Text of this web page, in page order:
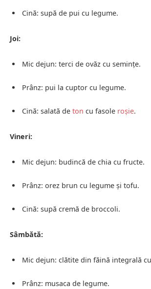
Cină: supă de pui cu legume.
Joi:
Mic dejun: terci de ovăz cu semințe.
Prânz: pui la cuptor cu legume.
Cină: salată de ton cu fasole roșie.
Vineri:
Mic dejun: budincă de chia cu fructe.
Prânz: orez brun cu legume și tofu.
Cină: supă cremă de broccoli.
Sâmbătă:
Mic dejun: clătite din făină integrală
Prânz: musaca de legume.